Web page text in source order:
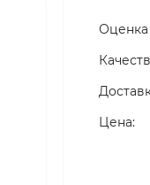
Оценка
Цена: